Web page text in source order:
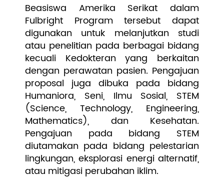
Beasiswa Amerika Serikat dalam
Fulbright Program tersebut dapat
digunakan untuk melanjutkan studi
atau penelitian pada berbagai bidang
kecuali Kedokteran yang berkaitan
dengan perawatan pasien. Pengajuan
proposal juga dibuka pada bidang
Humaniora, Seni, Ilmu Sosial, STEM
(Science, Technology, Engineering,
Mathematics), dan Kesehatan.
Pengajuan pada bidang STEM
diutamakan pada bidang pelestarian
lingkungan, eksplorasi energi alternatif,
atau mitigasi perubahan iklim.